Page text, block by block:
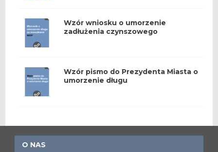
Wzór wniosku o umorzenie
zadłużenia czynszowego
Wzór pismo do Prezydenta Miasta o
umorzenie długu
O NAS